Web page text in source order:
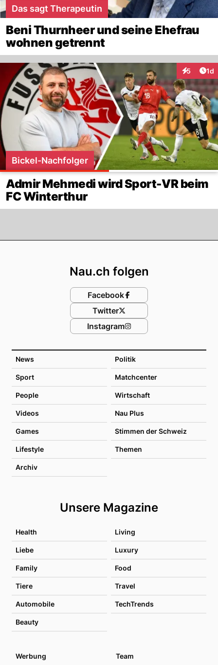
Das sagt Therapeutin
Beni Thurnheer und seine Ehefrau
wohnen getrennt
5 1d
Bickel-Nachfolger
Admir Mehmedi wird Sport-VR beim
FC Winterthur
News Politik
Sport Matchcenter
People Wirtschaft
Videos Nau Plus
Games Stimmen der Schweiz
Lifestyle Themen
Archiv
Unsere Magazine
Health Living
Liebe Luxury
Family Food
Tiere Travel
Automobile TechTrends
Beauty
Nau.ch folgen
Facebook
Twitter
Instagram
Werbung Team